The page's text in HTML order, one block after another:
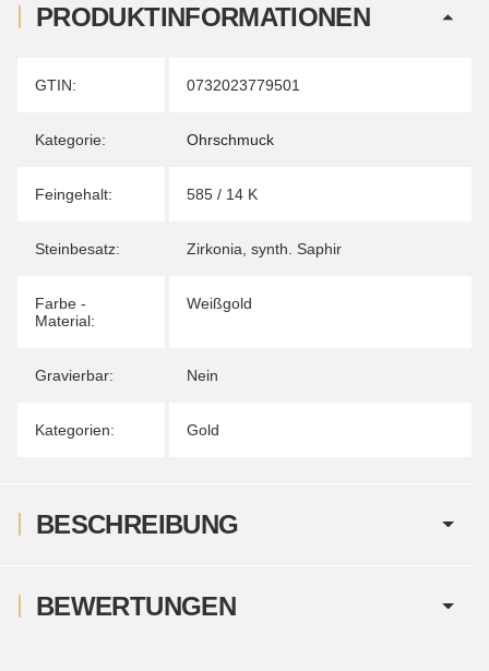
PRODUKTINFORMATIONEN
Produkteigenschaft
Wert
GTIN: 0732023779501
Kategorie: Ohrschmuck
Feingehalt: 585 / 14 K
Steinbesatz: Zirkonia synth. Saphir
Farbe -
Material:
Weißgold
Gravierbar: Nein
Kategorien: Gold
BESCHREIBUNG
BEWERTUNGEN